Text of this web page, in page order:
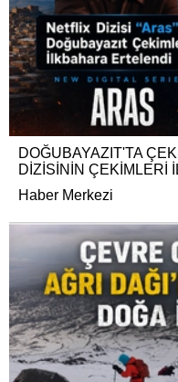
DOĞUBAYAZIT'TA
DİZİSİNİN ÇEKİMLERİ
Haber Merkezi